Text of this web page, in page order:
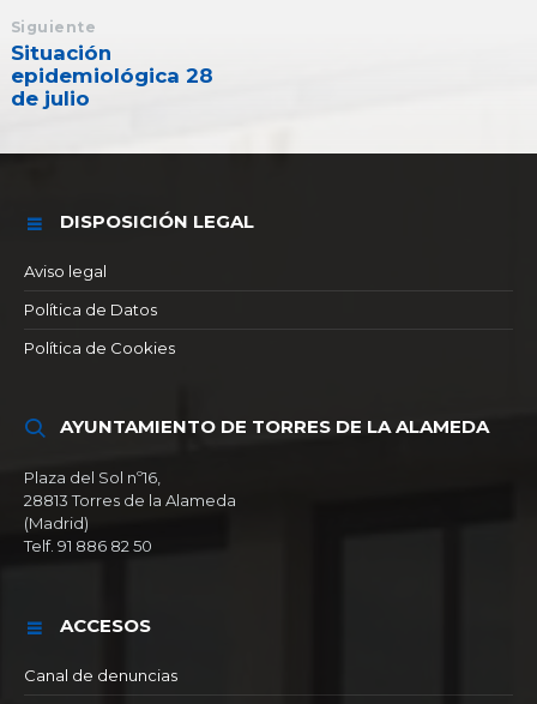
Siguiente
Situación
epidemiológica 28
de julio
DISPOSICIÓN LEGAL
Aviso legal
Política de Datos
Política de Cookies
AYUNTAMIENTO DE TORRES DE LA ALAMEDA
Plaza del Sol nº16,
28813 Torres de la Alameda
(Madrid)
Telf. 91 886 82 50
ACCESOS
Canal de denuncias